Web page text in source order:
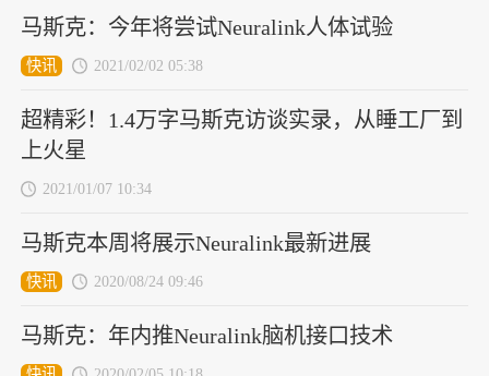
马斯克：今年将尝试Neuralink人体试验
快讯 2021/02/02 05:38
超精彩！1.4万字马斯克访谈实录，从睡工厂到
上火星
2021/01/07 10:34
马斯克本周将展示Neuralink最新进展
快讯 2020/08/24 09:46
马斯克：年内推Neuralink脑机接口技术